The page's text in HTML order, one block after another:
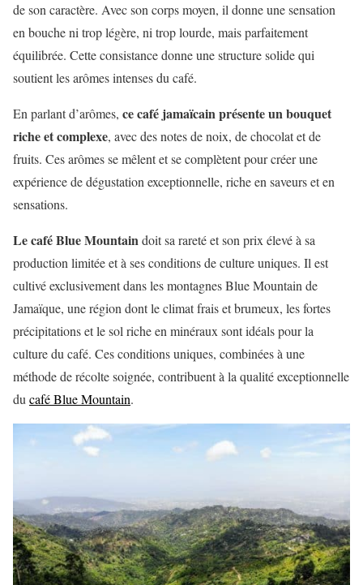
de son caractère. Avec son corps moyen, il donne une sensation
en bouche ni trop légère, ni trop lourde, mais parfaitement
équilibrée. Cette consistance donne une structure solide qui
soutient les arômes intenses du café.
En parlant d’arômes, ce café jamaïcain présente un bouquet
riche et complexe, avec des notes de noix, de chocolat et de
fruits. Ces arômes se mêlent et se complètent pour créer une
expérience de dégustation exceptionnelle, riche en saveurs et en
sensations.
Le café Blue Mountaindoit sa rareté et son prix élevé à sa
production limitée et à ses conditions de culture uniques. Il est
cultivé exclusivement dans les montagnes Blue Mountain de
Jamaïque, une région dont le climat frais et brumeux, les fortes
précipitations et le sol riche en minéraux sont idéals pour la
culture du café. Ces conditions uniques, combinées à une
méthode de récolte soignée, contribuent à la qualité exceptionnelle
du café Blue Mountain.